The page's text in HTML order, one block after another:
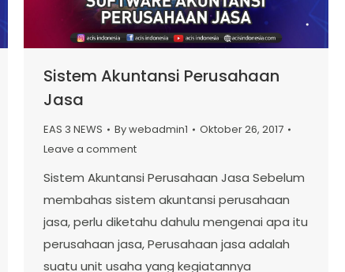
Sistem Akuntansi Perusahaan
Jasa
EAS 3 NEWS Bywebadmin1
Oktober 26, 2017
Leave a comment
Sistem Akuntansi Perusahaan Jasa Sebelum
membahas sistem akuntansi perusahaan
jasa, perlu diketahu dahulu mengenai apa itu
perusahaan jasa, Perusahaan jasa adalah
suatu unit usaha yang kegiatannya